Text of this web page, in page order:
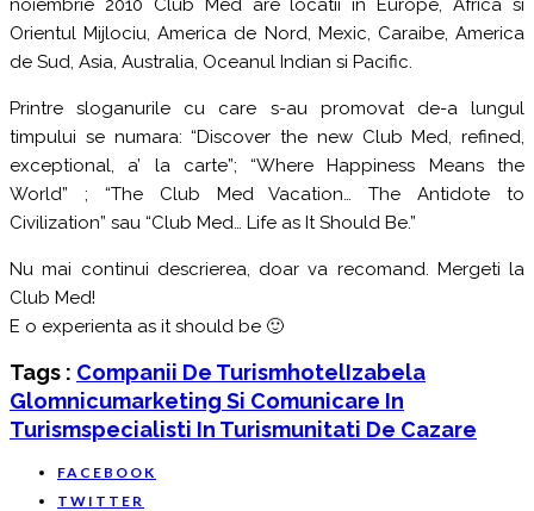
noiembrie 2010 Club Med are locatii in Europe, Africa si
Orientul Mijlociu, America de Nord, Mexic, Caraibe, America
de Sud, Asia, Australia, Oceanul Indian si Pacific.
Printre sloganurile cu care s-au promovat de-a lungul
timpului se numara: “Discover the new Club Med, refined,
exceptional, a’ la carte”; “Where Happiness Means the
World” ; “The Club Med Vacation… The Antidote to
Civilization” sau “Club Med… Life as It Should Be.”
Nu mai continui descrierea, doar va recomand. Mergeti la
Club Med!
E o experienta as it should be 🙂
Tags : Companii De TurismHotelIzabela
GlomnicuMarketing Si Comunicare In
TurismSpecialisti In TurismUnitati De Cazare
FACEBOOK
TWITTER